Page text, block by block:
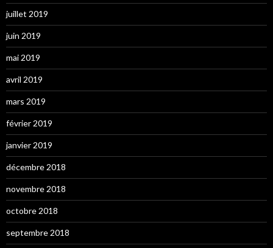
juillet 2019
juin 2019
mai 2019
avril 2019
mars 2019
février 2019
janvier 2019
décembre 2018
novembre 2018
octobre 2018
septembre 2018